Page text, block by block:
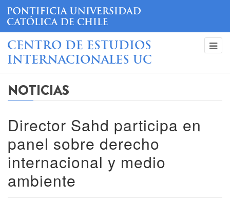
CENTRO DE ESTUDIOS
INTERNACIONALES UC
NOTICIAS
Director Sahd participa en
panel sobre derecho
internacional y medio
ambiente